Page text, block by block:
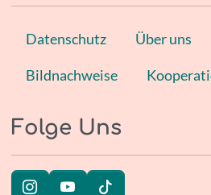
Datenschutz Über uns
Bildnachweise
Folge Uns